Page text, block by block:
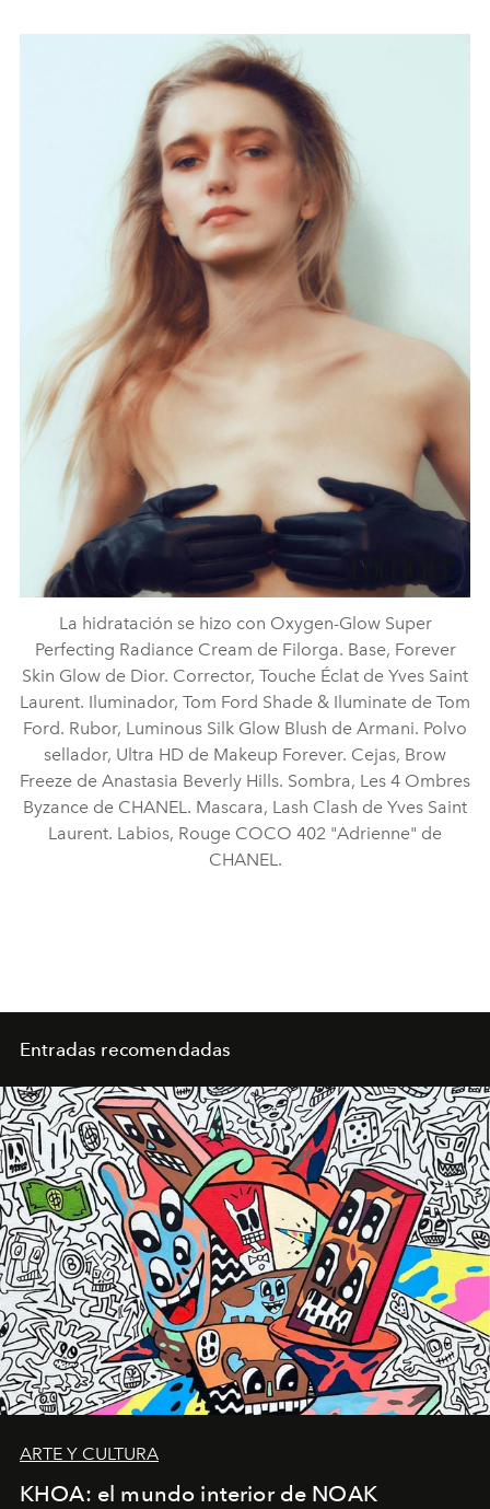
La hidratación se hizo con Oxygen-Glow Super
Perfecting Radiance Cream de Filorga. Base, Forever
Skin Glow de Dior. Corrector, Touche Éclat de Yves Saint
Laurent. Iluminador, Tom Ford Shade & Iluminate de Tom
Ford. Rubor, Luminous Silk Glow Blush de Armani. Polvo
sellador, Ultra HD de Makeup Forever. Cejas, Brow
Freeze de Anastasia Beverly Hills. Sombra, Les 4 Ombres
Byzance de CHANEL. Mascara, Lash Clash de Yves Saint
Laurent. Labios, Rouge COCO 402 "Adrienne" de
CHANEL.
Entradas recomendadas
ARTE Y CULTURA
KHOA: el mundo interior de NOAK